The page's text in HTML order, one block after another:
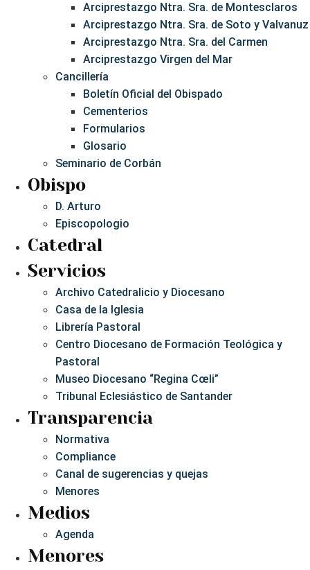
Arciprestazgo Ntra. Sra. de Montesclaros
Arciprestazgo Ntra. Sra. de Soto y Valvanuz
Arciprestazgo Ntra. Sra. del Carmen
Arciprestazgo Virgen del Mar
Cancillería
Boletín Oficial del Obispado
Cementerios
Formularios
Glosario
Seminario de Corbán
Obispo
D. Arturo
Episcopologio
Catedral
Servicios
Archivo Catedralicio y Diocesano
Casa de la Iglesia
Librería Pastoral
Centro Diocesano de Formación Teológica y
Pastoral
Museo Diocesano “Regina Cœli”
Tribunal Eclesiástico de Santander
Transparencia
Normativa
Compliance
Canal de sugerencias y quejas
Menores
Medios
Agenda
Menores